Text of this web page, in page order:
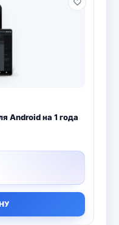
Android на 1 года